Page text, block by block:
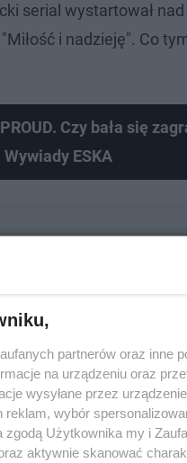
serial wystartował
i nadzieję". Co
Czy bała się
ESKA
partnerów oraz inne
na urządzeniu oraz
wysyłane przez
reklam, wybór
zgodą Użytkownika my i
aktywnie skanować